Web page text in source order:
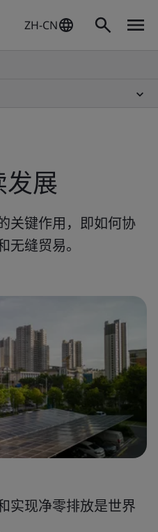
ZH-CN
展
关键作用，即如何协
缝贸易。
实现净零排放是世界